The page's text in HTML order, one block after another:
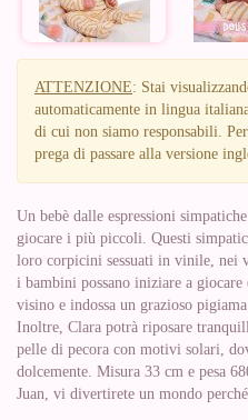
ATTENZIONE: Stai
automaticamente in lingua
di cui non siamo responsabili.
prega di passare alla versione
Un bebè dalle espressioni
giocare i più piccoli. Questi
loro corpicini sessuati in vinile, nei
i bambini possano iniziare a
visino e indossa un grazioso
Inoltre, Clara potrà riposare
pelle di pecora con motivi solari,
dolcemente. Misura 33 cm e pesa
Juan, vi divertirete un mondo